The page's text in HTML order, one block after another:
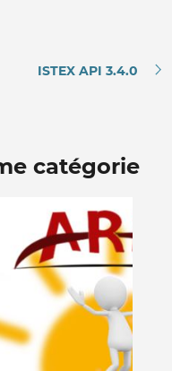
ISTEX API 3.4.0
catégorie